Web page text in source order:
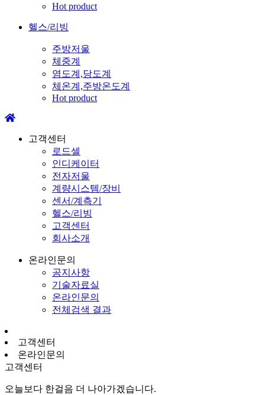
Hot product
헬스/리빙
주방저울
체중계
염도계,당도계
체온계,주방온도계
Hot product
고객센터
로드셀
인디케이터
전자저울
계량시스템/장비
센서/계측기
헬스/리빙
고객센터
회사소개
온라인문의
공지사항
기술자료실
온라인문의
전체검색 결과
고객센터
온라인문의
고객센터
오늘보다 한걸음 더 나아가겠습니다.